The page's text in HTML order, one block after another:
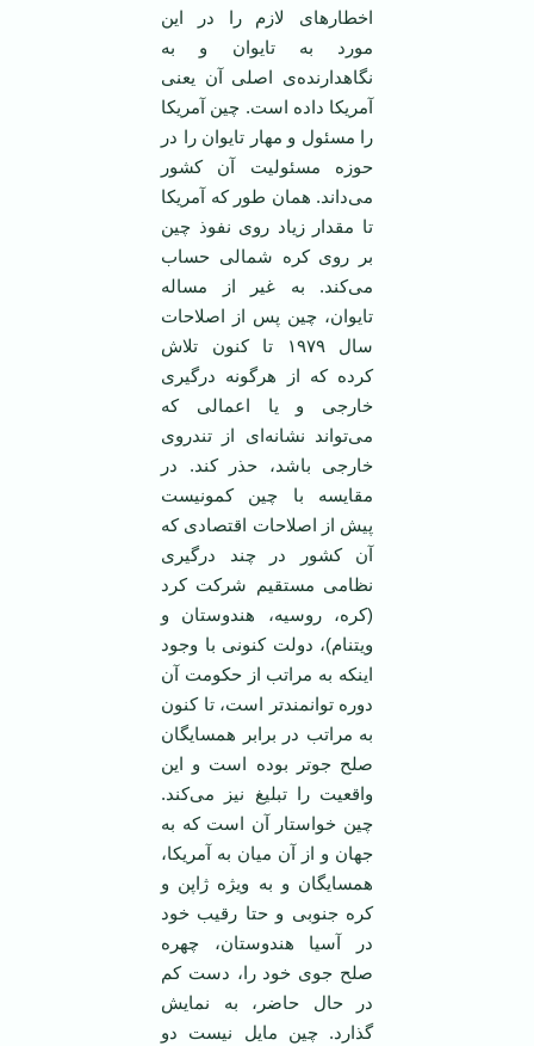
اخطارهای لازم را در این
مورد به تایوان و به
نگاهدارنده‌ی اصلی آن یعنی
آمریکا داده است. چین آمریکا
را مسئول و مهار تایوان را در
حوزه مسئولیت آن کشور
می‌داند.‌‌ همان طور که آمریکا
تا مقدار زیاد روی نفوذ چین
بر روی کره شمالی حساب
می‌کند. به غیر از مساله
تایوان، چین پس از اصلاحات
سال ۱۹۷۹ تا کنون تلاش
کرده که از هرگونه درگیری
خارجی و یا اعمالی که
می‌تواند نشانه‌ای از تندروی
خارجی باشد، حذر کند. در
مقایسه با چین کمونیست
پیش از اصلاحات اقتصادی که
آن کشور در چند درگیری
نظامی مستقیم شرکت کرد
(کره، روسیه، هندوستان و
ویتنام)، دولت کنونی با وجود
اینکه به مراتب از حکومت آن
دوره توانمند‌تر است، تا کنون
به مراتب در برابر همسایگان
صلح جو‌تر بوده است و این
واقعیت را تبلیغ نیز می‌کند.
چین خواستار آن است که به
جهان و از آن میان به آمریکا،
همسایگان و به ویژه ژاپن و
کره جنوبی و حتا رقیب خود
در آسیا هندوستان، چهره
صلح جوی خود را، دست کم
در حال حاضر، به نمایش
گذارد. چین مایل نیست دو